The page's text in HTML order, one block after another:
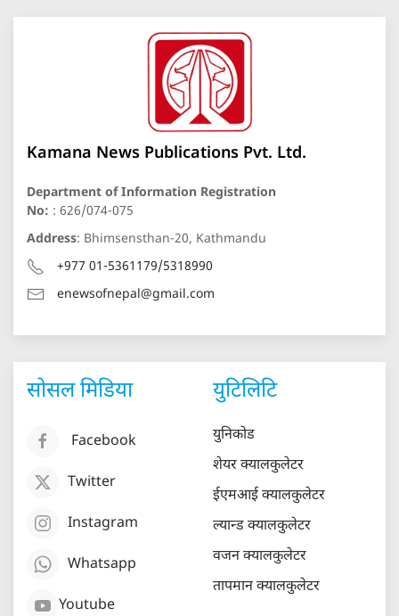
Kamana News Publications Pvt. Ltd.
Department of Information Registration
No: : 626/074-075
Address: Bhimsensthan-20, Kathmandu
+977 01-5361179/5318990
enewsofnepal@gmail.com
सोसल मिडिया
Facebook
Twitter
Instagram
Whatsapp
Youtube
युटिलिटि
युनिकोड
शेयर क्यालकुलेटर
ईएमआई क्यालकुलेटर
ल्यान्ड क्यालकुलेटर
वजन क्यालकुलेटर
तापमान क्यालकुलेटर